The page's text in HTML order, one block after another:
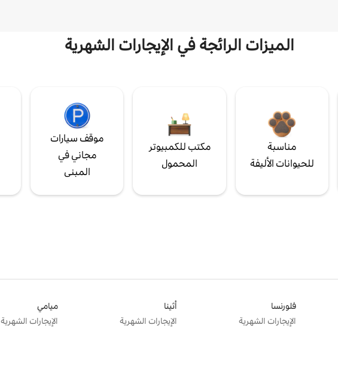
الميزات الرائجة في الإيجارات الشهرية
مناسبة
للحيوانات الأليفة
مكتب للكمبيوتر
المحمول
موقف سيارات
مجاني في
المبنى
فلورنسا
الإيجارات الشهرية
أثينا
الإيجارات الشهرية
ميامي
الإيجارات الشهرية